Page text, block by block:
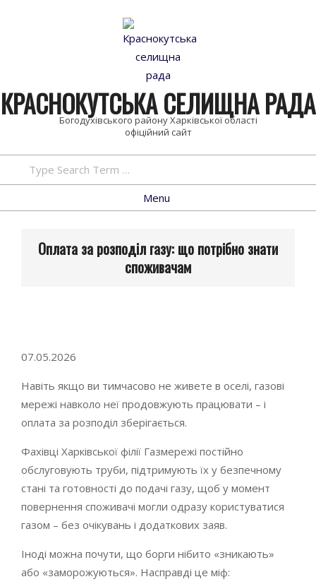
КРАСНОКУТСЬКА СЕЛИЩНА РАДА
Богодухівського району Харківської області
Navigation
Menu
Оплата за розподіл газу: що потрібно знати
споживачам
07.05.2026
Навіть якщо ви тимчасово не живете в оселі, газові
мережі навколо неї продовжують працювати – і
оплата за розподіл зберігається.
Фахівці Харківської філії Газмережі постійно
обслуговують труби, підтримують їх у безпечному
стані та готовності до подачі газу, щоб у момент
повернення споживачі могли одразу користуватися
газом – без очікувань і додаткових заяв.
Іноді можна почути, що борги нібито «зникають»
або «заморожуються». Насправді це міф: